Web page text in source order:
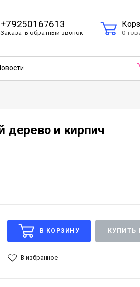
+79250167613
Заказать обратный звонок 0
дерево и кирпич
В КОРЗИНУ КУПИТЬ
В избранное